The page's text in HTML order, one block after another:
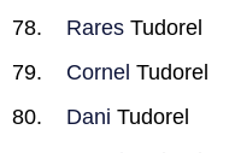
Rares Tudorel
Cornel Tudorel
Dani Tudorel